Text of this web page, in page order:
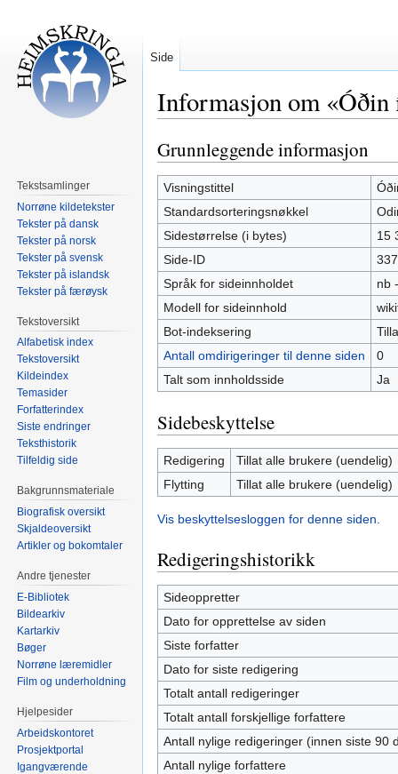
Informasjon om
Hopp
til
navigering
Hopp
til
søk
Grunnleggende informasjon
Visningstittel
Standardsorteringsnøkkel
Sidestørrelse (i bytes)
15
Side-ID
Språk for sideinnholdet
nb
Modell for sideinnhold
Bot-indeksering
Antall omdirigeringer til denne siden
0
Talt som innholdsside
Ja
Sidebeskyttelse
Redigering
Tillat alle brukere (uendelig)
Flytting
Tillat alle brukere (uendelig)
Vis beskyttelsesloggen for denne siden.
Redigeringshistorikk
Sideoppretter
Dato for opprettelse av siden
Siste forfatter
Dato for siste redigering
Totalt antall redigeringer
Totalt antall forskjellige forfattere
Antall nylige redigeringer (innen siste 90
Antall nylige forfattere
Side
Tekstsamlinger
Norrøne kildetekster
Tekster på dansk
Tekster på norsk
Tekster på svensk
Tekster på islandsk
Tekster på færøysk
Tekstoversikt
Alfabetisk index
Tekstoversikt
Kildeindex
Temasider
Forfatterindex
Siste endringer
Teksthistorik
Tilfeldig side
Bakgrunnsmateriale
Biografisk oversikt
Skjaldeoversikt
Artikler og bokomtaler
Andre tjenester
E-Bibliotek
Bildearkiv
Kartarkiv
Bøger
Norrøne læremidler
Film og underholdning
Hjelpesider
Arbeidskontoret
Prosjektportal
Igangværende